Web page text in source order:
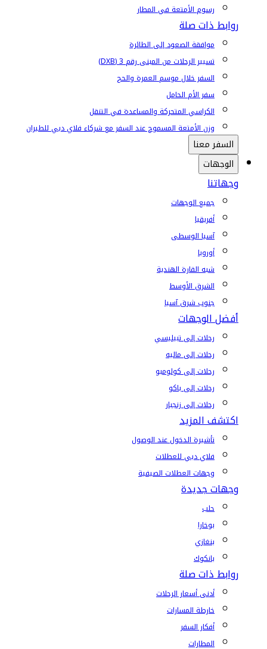
رسوم الأمتعة في المطار
روابط ذات صلة
موافقة الصعود إلى الطائرة
تسيير الرحلات من المبنى رقم 3 (DXB)
السفر خلال موسم العمرة والحج
سفر الأم الحامل
الكراسي المتحركة والمساعدة في التنقل
وزن الأمتعة المسموح عند السفر مع شركاء فلاي دبي للطيران
السفر معنا
الوجهات
وجهاتنا
جميع الوجهات
أفريقيا
آسيا الوسطى
أوروبا
شبه القارة الهندية
الشرق الأوسط
جنوب شرق آسيا
أفضل الوجهات
رحلات إلى تبيليسي
رحلات إلى ماليه
رحلات إلى كولومبو
رحلات إلى باكو
رحلات إلى زنجبار
اكتشف المزيد
تأشيرة الدخول عند الوصول
فلاي دبي للعطلات
وجهات العطلات الصيفية
وجهات جديدة
حلب
بوخارا
بنغازي
بانكوك
روابط ذات صلة
أدنى أسعار الرحلات
خارطة المسارات
أفكار السفر
المطارات